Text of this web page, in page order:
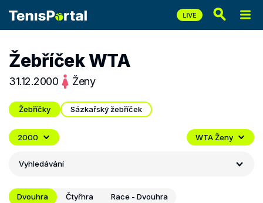
Žebříček WTA
31.12.2000 Ženy
Žebříčky Sázkařský žebříček
2000 WTA Ženy
Vyhledávání
Dvouhra Čtyřhra Race - Dvouhra